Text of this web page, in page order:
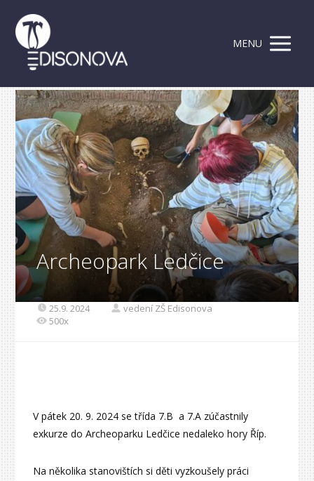
MENU
Archeopark Ledčice
25.9. 2024
vedení ZŠ Edisonova
500x
V pátek 20. 9. 2024 se třída 7.B a 7.A zúčastnily
exkurze do Archeoparku Ledčice nedaleko hory Říp.
Na několika stanovištích si děti vyzkoušely práci